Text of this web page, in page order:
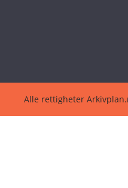
Alle rettigheter